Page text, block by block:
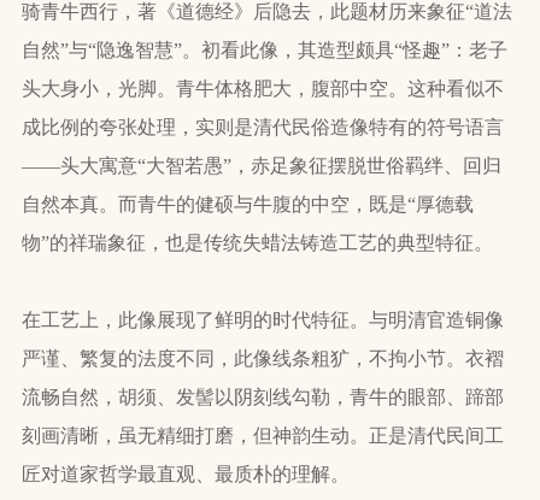
骑青牛西行，著《道德经》后隐去，此题材历来象征“道法
自然”与“隐逸智慧”。初看此像，其造型颇具“怪趣”：老子
头大身小，光脚。青牛体格肥大，腹部中空。这种看似不
成比例的夸张处理，实则是清代民俗造像特有的符号语言
——头大寓意“大智若愚”，赤足象征摆脱世俗羁绊、回归
自然本真。而青牛的健硕与牛腹的中空，既是“厚德载
物”的祥瑞象征，也是传统失蜡法铸造工艺的典型特征。
在工艺上，此像展现了鲜明的时代特征。与明清官造铜像
严谨、繁复的法度不同，此像线条粗犷，不拘小节。衣褶
流畅自然，胡须、发髻以阴刻线勾勒，青牛的眼部、蹄部
刻画清晰，虽无精细打磨，但神韵生动。正是清代民间工
匠对道家哲学最直观、最质朴的理解。